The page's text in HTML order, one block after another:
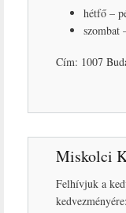
hétfő –
szombat
Cím: 1007
Miskolci
Felhívjuk a
kedvezményére: